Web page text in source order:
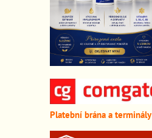
Platební brána a terminály